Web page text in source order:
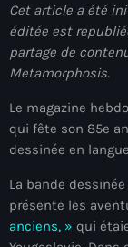
mai 2025
avril 2025
février 2025
janvier 2025
novembre 2024
Cet article a été
éditée est
partage de
Metamorphosis.
Le magazine
qui fête son 85e
dessinée en
La bande
présente les
anciens, » qui